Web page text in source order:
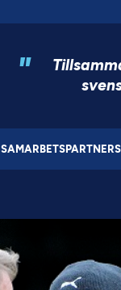
"
SAMARBETSPARTNERS